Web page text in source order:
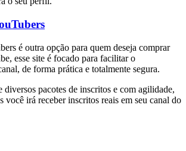
é outra opção para quem deseja comprar
esse site é focado para facilitar o
de forma prática e totalmente segura.
diversos pacotes de inscritos e com agilidade,
você irá receber inscritos reais em seu canal do